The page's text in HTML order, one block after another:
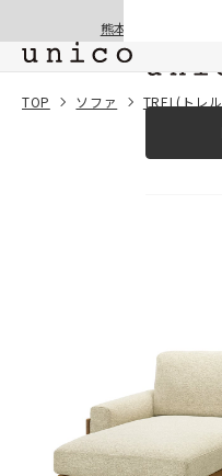
熊本地震の影響に
カ
ラグ
フ
TOP ソファ TREL(トレ
一緒に